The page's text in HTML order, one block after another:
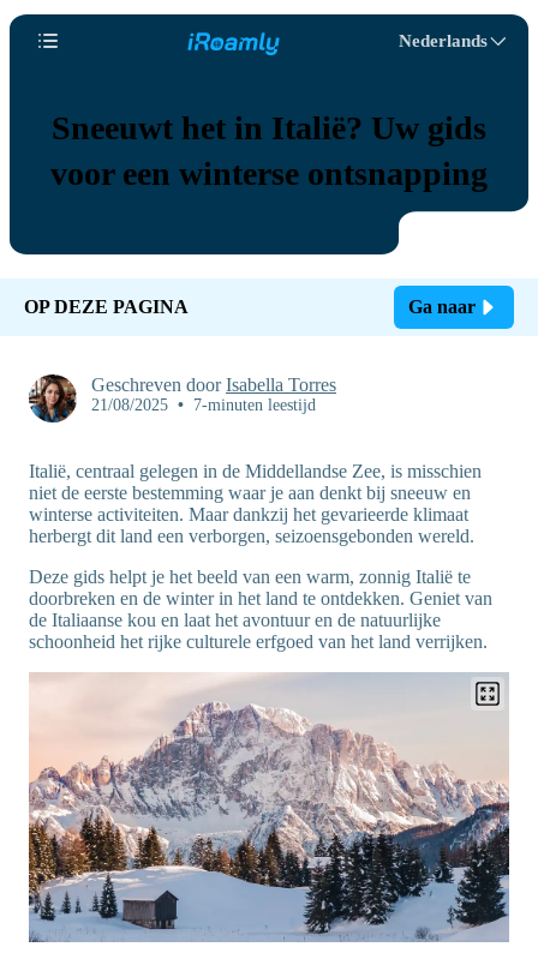
Nederlands
Sneeuwt het in Italië? Uw gids
voor een winterse ontsnapping
OP DEZE PAGINA Ga naar
Geschreven doorIsabella Torres
21/08/2025 • 7-minuten leestijd
Italië, centraal gelegen in de Middellandse Zee, is misschien
niet de eerste bestemming waar je aan denkt bij sneeuw en
winterse activiteiten. Maar dankzij het gevarieerde klimaat
herbergt dit land een verborgen, seizoensgebonden wereld.
Deze gids helpt je het beeld van een warm, zonnig Italië te
doorbreken en de winter in het land te ontdekken. Geniet van
de Italiaanse kou en laat het avontuur en de natuurlijke
schoonheid het rijke culturele erfgoed van het land verrijken.